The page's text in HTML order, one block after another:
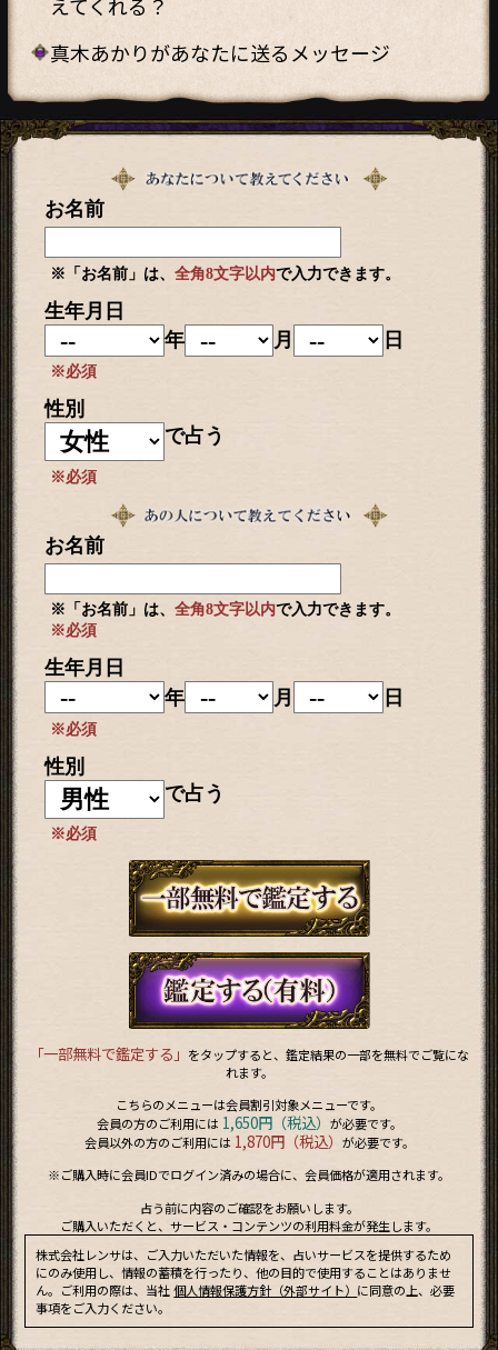
真木あかりがあなたに送るメッセージ
お名前
※「お名前」は、 全角8文字以内で入力できます。
生年月日
年
月 日
※必須
性別
で占う
※必須
お名前
※「お名前」は、 全角8文字以内で入力できます。
※必須
生年月日
年
月 日
※必須
性別
で占う
※必須
「一部無料で鑑定する」 をタップすると、鑑定結果の一部を無料でご覧にな
れます。
こちらのメニューは会員割引対象メニューです。
会員の方のご利用には 1,650円（税込） が必要です。
会員以外の方のご利用には 1,870円（税込） が必要です。
※ご購入時に会員IDでログイン済みの場合に、会員価格が適用されます。
占う前に内容のご確認をお願いします。
ご購入いただくと、サービス・コンテンツの利用料金が発生します。
株式会社レンサは、ご入力いただいた情報を、占いサービスを提供するため
にのみ使用し、情報の蓄積を行ったり、他の目的で使用することはありませ
ん。ご利用の際は、当社個人情報保護方針（外部サイト） に同意の上、必要
事項をご入力ください。